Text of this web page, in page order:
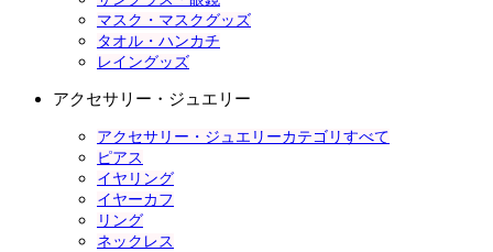
マスク・マスクグッズ
タオル・ハンカチ
レイングッズ
アクセサリー・ジュエリー
アクセサリー・ジュエリーカテゴリすべて
ピアス
イヤリング
イヤーカフ
リング
ネックレス